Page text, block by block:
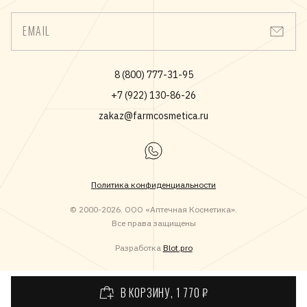
солнцезащитные средства и универсальное средство
очищения.
Средства, которые выпускают Лаборатории НОРЕВА
требований, предъявляемых к фармацевтическим средствам
под контролем дерматологов.
В КОРЗИНУ, 1 770 ₽
EMAIL
8 (800) 777-31-95
+7 (922) 130-86-26
zakaz@farmcosmetica.ru
Политика конфиденциальности
© 2000-2026. ООО «Аптечная Косметика».
Все права защищены
Разработка Blot.pro